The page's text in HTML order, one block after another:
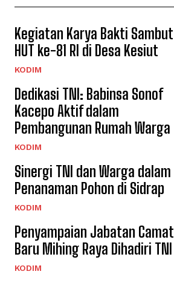
Kegiatan Karya Bakti Sambut
HUT ke-81 RI di Desa Kesiut
KODIM
Dedikasi TNI: Babinsa Sonof
Kacepo Aktif dalam
Pembangunan Rumah Warga
KODIM
Sinergi TNI dan Warga dalam
Penanaman Pohon di Sidrap
KODIM
Penyampaian Jabatan Camat
Baru Mihing Raya Dihadiri TNI
KODIM